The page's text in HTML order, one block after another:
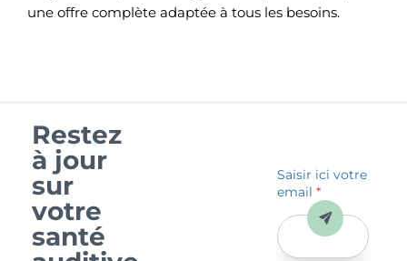
une offre complète adaptée à tous les besoins.
Restez
à jour
sur
votre
santé
Saisir ici votre
email*
Envoyer